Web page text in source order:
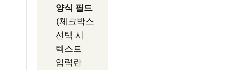
양식 필드
(체크박스
선택 시
텍스트
입력란